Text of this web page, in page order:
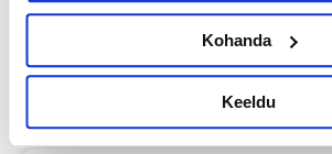
Kohanda
Keeldu
Loe lisaks